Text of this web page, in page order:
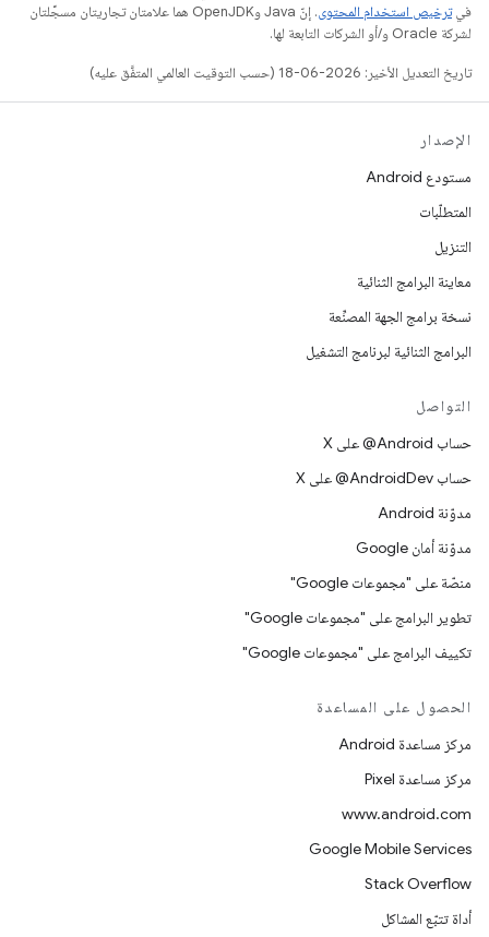
فيترخيص استخدام المحتوى
. إنّ Java وOpenJDK هما علامتان تجاريتان مسجَّلتان
لشركة Oracle و/أو الشركات التابعة لها.
تاريخ التعديل الأخير: 2026-06-18 (حسب التوقيت العالمي المتفَّق عليه)
الإصدار
مستودع Android
المتطلّبات
التنزيل
معاينة البرامج الثنائية
نسخة برامج الجهة المصنِّعة
البرامج الثنائية لبرنامج التشغيل
التواصل
حساب ‎@Android على X
حساب ‎@AndroidDev على X
مدوّنة Android
مدوّنة أمان Google
منصّة على "مجموعات Google"
تطوير البرامج على "مجموعات Google"
تكييف البرامج على "مجموعات Google"
الحصول على المساعدة
مركز مساعدة Android
مركز مساعدة Pixel
www.android.com
Google Mobile Services
Stack Overflow
أداة تتبّع المشاكل